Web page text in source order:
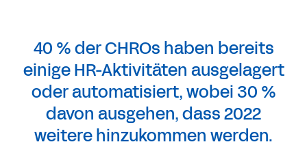
40 % der CHROs haben bereits
einige HR-Aktivitäten ausgelagert
oder automatisiert, wobei 30 %
davon ausgehen, dass 2022
weitere hinzukommen werden.